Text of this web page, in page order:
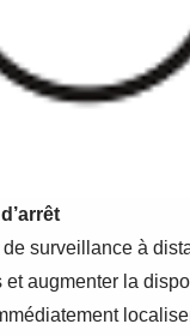
surveillance à
et augmenter la